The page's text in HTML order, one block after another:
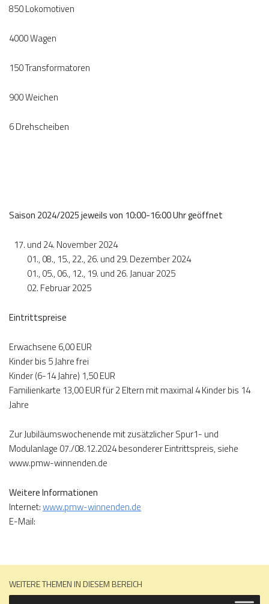
850 Lokomotiven
4000 Wagen
150 Transformatoren
900 Weichen
6 Drehscheiben
Saison 2024/2025 jeweils von 10:00-16:00 Uhr geöffnet
und 24. November 2024
01., 08., 15., 22., 26. und 29. Dezember 2024
01., 05., 06., 12., 19. und 26. Januar 2025
02. Februar 2025
Eintrittspreise
Erwachsene 6,00 EUR
Kinder bis 5 Jahre frei
Kinder (6-14 Jahre) 1,50 EUR
Familienkarte 13,00 EUR für 2 Eltern mit maximal 4 Kinder bis 14
Jahre
Zur Jubiläumswochenende mit zusätzlicher Spur1- und
Modulanlage 07./08.12.2024 besonderer Eintrittspreis, siehe
www.pmw-winnenden.de
Weitere Informationen
Internet:www.pmw-winnenden.de
E-Mail:
WEITERE THEMEN IN DIESEM BEREICH